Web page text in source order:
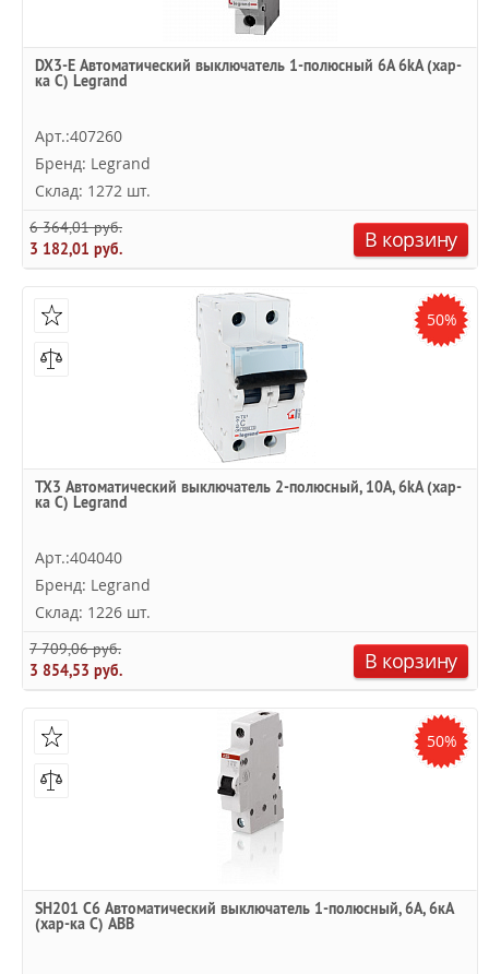
DX3-E Автоматический выключатель 1-полюсный 6A 6kA (хар-
ка C) Legrand
Арт.:407260
Бренд: Legrand
Склад: 1272 шт.
6 364,01 руб.
3 182,01 руб.
В корзину
50%
TX3 Автоматический выключатель 2-полюсный, 10А, 6kА (хар-
ка C) Legrand
Арт.:404040
Бренд: Legrand
Склад: 1226 шт.
7 709,06 руб.
3 854,53 руб.
В корзину
50%
SH201 C6 Автоматический выключатель 1-полюсный, 6А, 6кА
(хар-ка C) ABB